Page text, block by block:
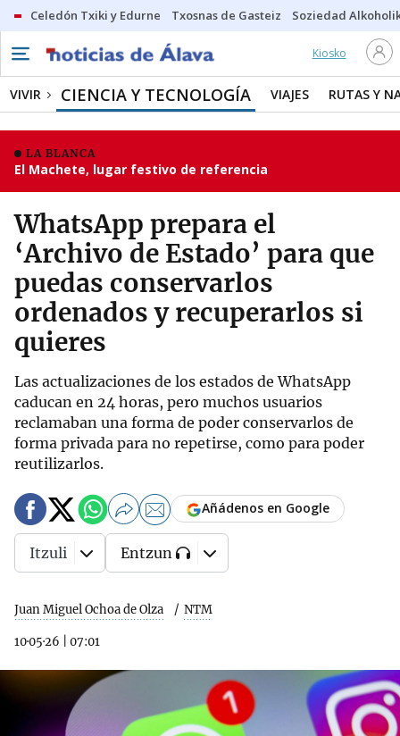
Celedón Txiki y Edurne Txosnas de Gasteiz Soziedad
Kiosko
VIVIR CIENCIA Y TECNOLOGÍA VIAJES RUTAS Y
LA BLANCA
El Machete, lugar festivo de referencia
WhatsApp prepara el
‘Archivo de Estado’ para que
puedas conservarlos
ordenados y recuperarlos si
quieres
Las actualizaciones de los estados de WhatsApp
caducan en 24 horas, pero muchos usuarios
reclamaban una forma de poder conservarlos de
forma privada para no repetirse, como para poder
reutilizarlos.
Juan Miguel Ochoa de Olza NTM
10·05·26 07:01
Añádenos en Google
Itzuli Entzun